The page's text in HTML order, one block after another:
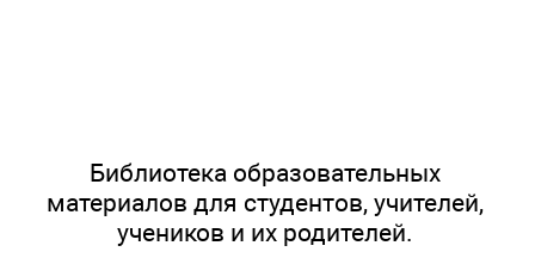
Библиотека образовательных
материалов для студентов, учителей,
учеников и их родителей.